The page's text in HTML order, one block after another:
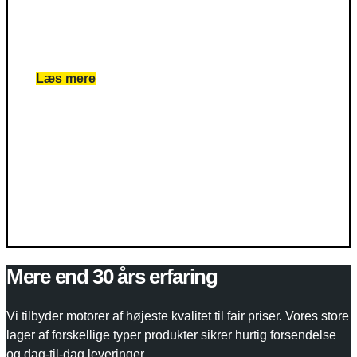
Læs mere
Mere end 30 års erfaring
Vi tilbyder motorer af højeste kvalitet til fair priser. Vores store
lager af forskellige typer produkter sikrer hurtig forsendelse
og dag-til-dag leveringer.